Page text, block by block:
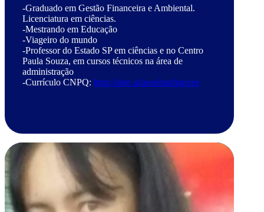
-Graduado em Gestão Financeira e Ambiental.
Licenciatura em ciências.
-Mestrando em Educação
-Viageiro do mundo
-Professor do Estado SP em ciências e no Centro
Paula Souza, em cursos técnicos na área de
administração
-Currículo CNPQ: http://abre.ai/anselmofrances